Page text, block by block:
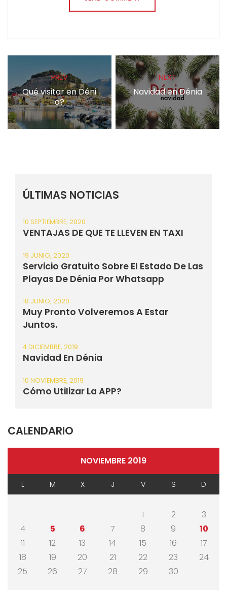
PREV
Qué visitar en Déni
a?
NEXT
Navidad en Dénia
ÚLTIMAS NOTICIAS
VENTAJAS DE QUE TE LLEVEN EN TAXI
10 SEPTIEMBRE, 2020
Servicio Gratuito Sobre El Estado De Las
Playas De Dénia Por Whatsapp
19 JUNIO, 2020
Muy Pronto Volveremos A Estar
Juntos.
18 JUNIO, 2020
Navidad En Dénia
4 DICIEMBRE, 2019
Cómo Utilizar La APP?
10 NOVIEMBRE, 2019
CALENDARIO
NOVIEMBRE 2019
L M X J V S D
1 2
3
4
5 6 7 8 9
10
11
12 13 14 15 16
17
18
19 20 21 22 23
24
25
26 27 28 29 30